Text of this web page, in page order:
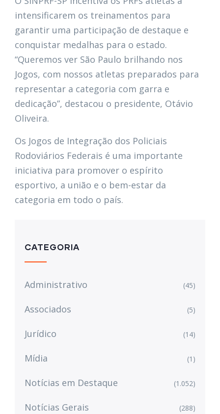
intensificarem os treinamentos para
garantir uma participação de destaque e
conquistar medalhas para o estado.
“Queremos ver São Paulo brilhando nos
Jogos, com nossos atletas preparados para
representar a categoria com garra e
dedicação”, destacou o presidente, Otávio
Oliveira.
Os Jogos de Integração dos Policiais
Rodoviários Federais é uma importante
iniciativa para promover o espírito
esportivo, a união e o bem-estar da
categoria em todo o país.
CATEGORIA
Administrativo (45)
Associados (5)
Jurídico (14)
Mídia (1)
Notícias em Destaque (1.052)
Notícias Gerais (288)